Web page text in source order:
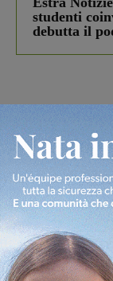
studenti
debutta il
Più lette
Figline Incisa
Piscina di
Pnrr, il
Cronaca 4